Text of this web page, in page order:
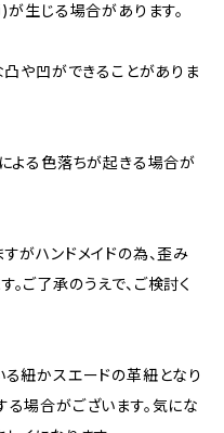
生じる場合があります。
凸や凹ができることがありま
よる色落ちが起きる場合が
がハンドメイドの為、歪み
ご了承のうえで、ご検討く
る紐かスエードの革紐となり
る場合がございます。気にな